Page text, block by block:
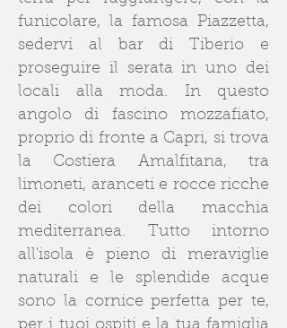
funicolare, la famosa Piazzetta,
sedervi al bar di Tiberio e
proseguire il serata in uno dei
locali alla moda. In questo
angolo di fascino mozzafiato,
proprio di fronte a Capri, si trova
la Costiera Amalfitana, tra
limoneti, aranceti e rocce ricche
dei colori della macchia
mediterranea. Tutto intorno
all'isola è pieno di meraviglie
naturali e le splendide acque
sono la cornice perfetta per te,